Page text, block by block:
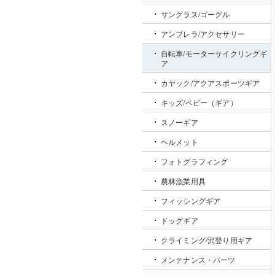
サングラス/ゴーグル
アンブレラ/アクセサリー
自転車/モーターサイクリングギ
ア
カヤック/アクアスポーツギア
キッズ/ベビー（ギア）
スノーギア
ヘルメット
フォトグラフィング
農林漁業用具
フィッシングギア
ドッグギア
クライミング/沢登り用ギア
メンテナンス・パーツ